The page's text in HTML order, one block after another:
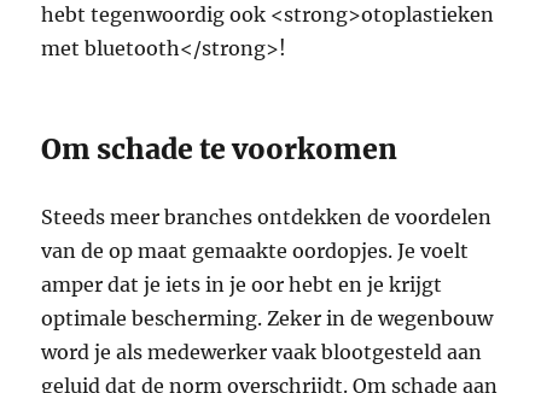
hebt tegenwoordig ook <strong>otoplastieken
met bluetooth</strong>!
Om schade te voorkomen
Steeds meer branches ontdekken de voordelen
van de op maat gemaakte oordopjes. Je voelt
amper dat je iets in je oor hebt en je krijgt
optimale bescherming. Zeker in de wegenbouw
word je als medewerker vaak blootgesteld aan
geluid dat de norm overschrijdt. Om schade aan